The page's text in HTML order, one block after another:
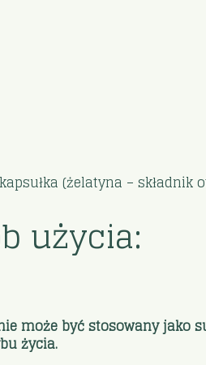
(żelatyna – składnik
użycia:
może być stosowany jako
życia.